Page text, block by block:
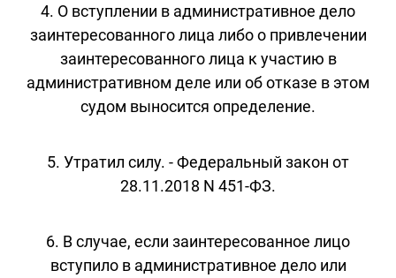
4. О вступлении в административное дело
заинтересованного лица либо о привлечении
заинтересованного лица к участию в
административном деле или об отказе в этом
судом выносится определение.
5. Утратил силу. - Федеральный закон от
28.11.2018 N 451-ФЗ.
6. В случае, если заинтересованное лицо
вступило в административное дело или